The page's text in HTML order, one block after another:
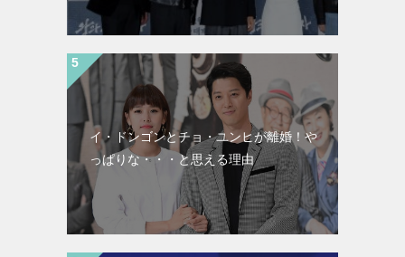
イ・ドンゴンとチョ・ユンヒが離婚！や
っぱりな・・・と思える理由